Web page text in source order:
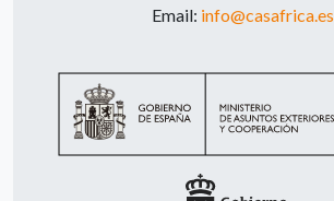
Email: info@casafrica.es